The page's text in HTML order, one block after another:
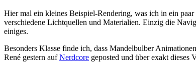
Hier mal ein kleines Beispiel-Rendering, was ich in ein
verschiedene Lichtquellen und Materialien. Einzig die
einiges.
Besonders Klasse finde ich, dass Mandelbulber
René gestern aufNerdcore geposted und über exakt